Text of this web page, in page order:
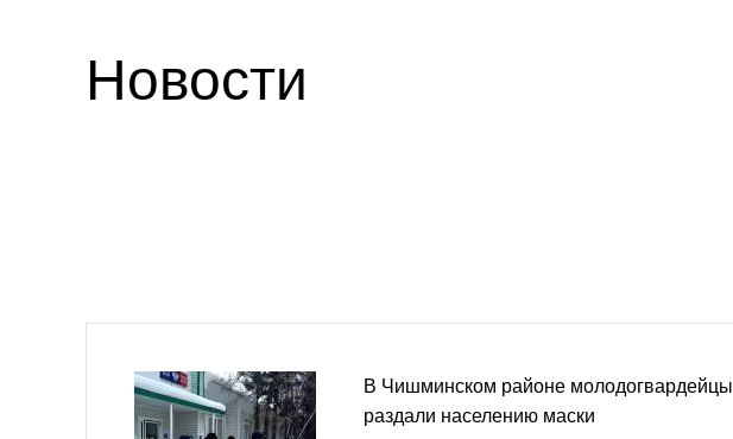
Новости
В Чишминском районе молодогвардейцы
раздали населению маски